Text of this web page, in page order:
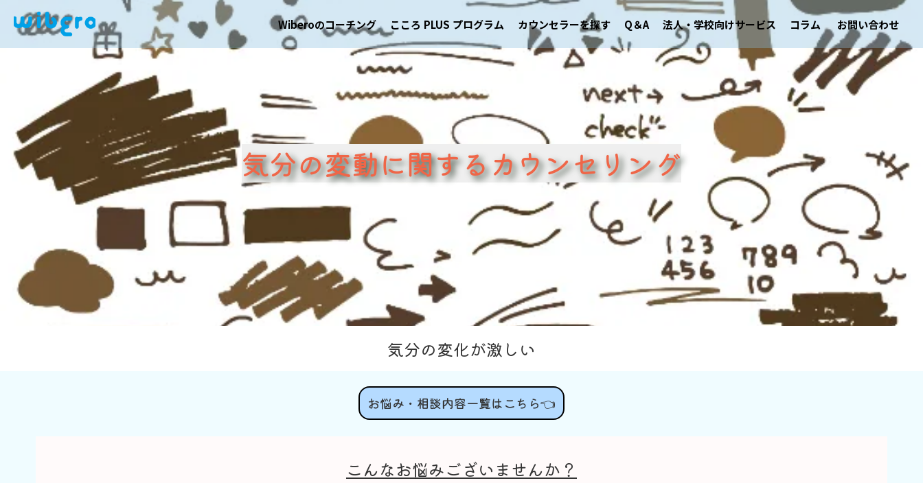
気分の変動に関するカウンセリング
気分の変化が激しい
お悩み・相談内容一覧はこちら👈
こんなお悩みございませんか？
Wiberoのコーチング こころ PLUS プログラム カウンセラーを探す Q＆A 法人・学校向けサービス コラム お問い合わせ